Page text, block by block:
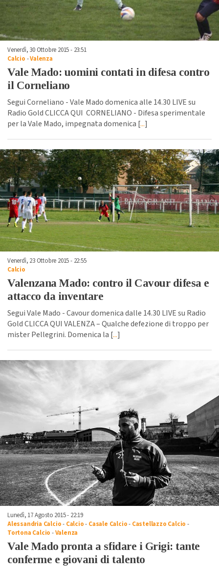
Venerdì, 30 Ottobre 2015 - 23:51
Calcio -Valenza
Vale Mado: uomini contati in difesa contro
il Corneliano
Segui Corneliano - Vale Mado domenica alle 14.30 LIVE su
Radio Gold CLICCA QUI CORNELIANO - Difesa sperimentale
per la Vale Mado, impegnata domenica [...]
Venerdì, 23 Ottobre 2015 - 22:55
Calcio
Valenzana Mado: contro il Cavour difesa e
attacco da inventare
Segui Vale Mado - Cavour domenica dalle 14.30 LIVE su Radio
Gold CLICCA QUI VALENZA – Qualche defezione di troppo per
mister Pellegrini. Domenica la [...]
Lunedì, 17 Agosto 2015 - 22:19
Alessandria Calcio- Calcio- Casale Calcio- Castellazzo Calcio -
Tortona Calcio -Valenza
Vale Mado pronta a sfidare i Grigi: tante
conferme e giovani di talento